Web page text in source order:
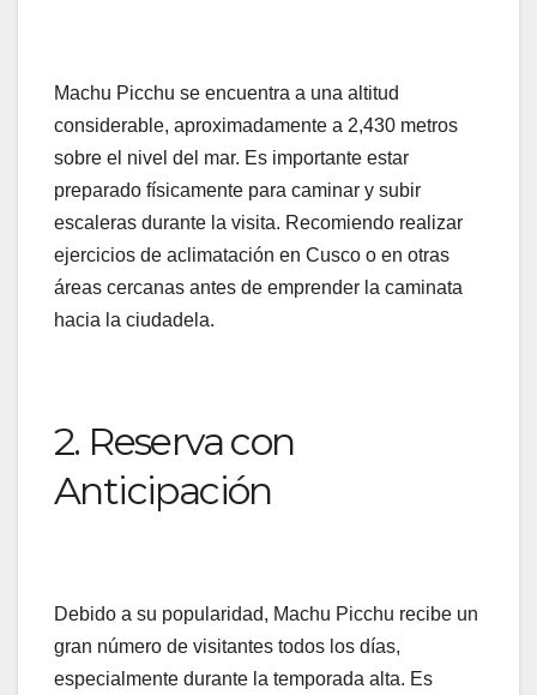
Machu Picchu se encuentra a una altitud
considerable, aproximadamente a 2,430 metros
sobre el nivel del mar. Es importante estar
preparado físicamente para caminar y subir
escaleras durante la visita. Recomiendo realizar
ejercicios de aclimatación en Cusco o en otras
áreas cercanas antes de emprender la caminata
hacia la ciudadela.
2. Reserva con
Anticipación
Debido a su popularidad, Machu Picchu recibe un
gran número de visitantes todos los días,
especialmente durante la temporada alta. Es